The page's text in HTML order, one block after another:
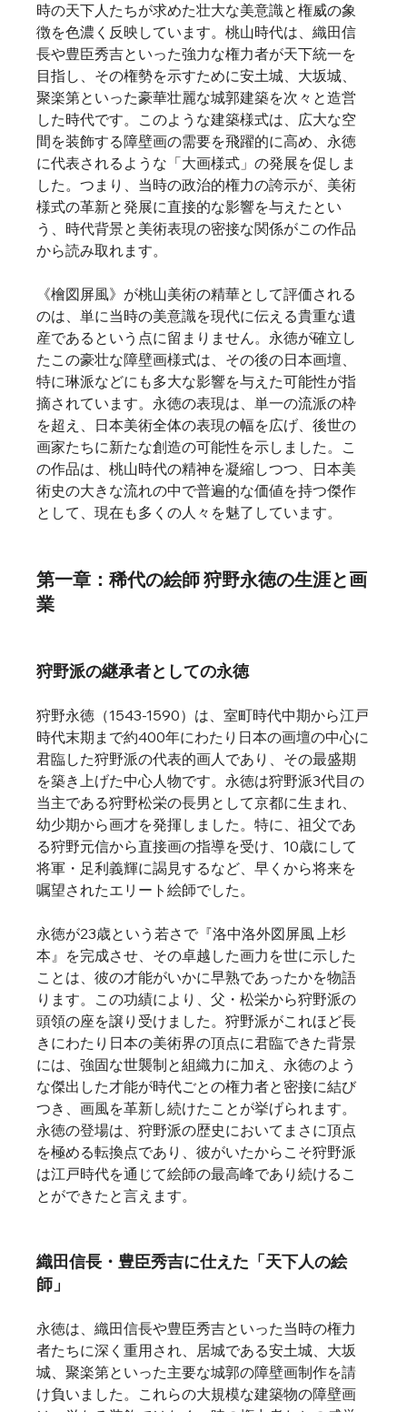
時の天下人たちが求めた壮大な美意識と権威の象
徴を色濃く反映しています。桃山時代は、織田信
長や豊臣秀吉といった強力な権力者が天下統一を
目指し、その権勢を示すために安土城、大坂城、
聚楽第といった豪華壮麗な城郭建築を次々と造営
した時代です。このような建築様式は、広大な空
間を装飾する障壁画の需要を飛躍的に高め、永徳
に代表されるような「大画様式」の発展を促しま
した。つまり、当時の政治的権力の誇示が、美術
様式の革新と発展に直接的な影響を与えたとい
う、時代背景と美術表現の密接な関係がこの作品
から読み取れます。
《檜図屏風》が桃山美術の精華として評価される
のは、単に当時の美意識を現代に伝える貴重な遺
産であるという点に留まりません。永徳が確立し
たこの豪壮な障壁画様式は、その後の日本画壇、
特に琳派などにも多大な影響を与えた可能性が指
摘されています。永徳の表現は、単一の流派の枠
を超え、日本美術全体の表現の幅を広げ、後世の
画家たちに新たな創造の可能性を示しました。こ
の作品は、桃山時代の精神を凝縮しつつ、日本美
術史の大きな流れの中で普遍的な価値を持つ傑作
として、現在も多くの人々を魅了しています。
第一章：稀代の絵師 狩野永徳の生涯と画
業
狩野派の継承者としての永徳
狩野永徳（1543-1590）は、室町時代中期から江戸
時代末期まで約400年にわたり日本の画壇の中心に
君臨した狩野派の代表的画人であり、その最盛期
を築き上げた中心人物です。永徳は狩野派3代目の
当主である狩野松栄の長男として京都に生まれ、
幼少期から画才を発揮しました。特に、祖父であ
る狩野元信から直接画の指導を受け、10歳にして
将軍・足利義輝に謁見するなど、早くから将来を
嘱望されたエリート絵師でした。
永徳が23歳という若さで『洛中洛外図屏風 上杉
本』を完成させ、その卓越した画力を世に示した
ことは、彼の才能がいかに早熟であったかを物語
ります。この功績により、父・松栄から狩野派の
頭領の座を譲り受けました。狩野派がこれほど長
きにわたり日本の美術界の頂点に君臨できた背景
には、強固な世襲制と組織力に加え、永徳のよう
な傑出した才能が時代ごとの権力者と密接に結び
つき、画風を革新し続けたことが挙げられます。
永徳の登場は、狩野派の歴史においてまさに頂点
を極める転換点であり、彼がいたからこそ狩野派
は江戸時代を通じて絵師の最高峰であり続けるこ
とができたと言えます。
織田信長・豊臣秀吉に仕えた「天下人の絵
師」
永徳は、織田信長や豊臣秀吉といった当時の権力
者たちに深く重用され、居城である安土城、大坂
城、聚楽第といった主要な城郭の障壁画制作を請
け負いました。これらの大規模な建築物の障壁画